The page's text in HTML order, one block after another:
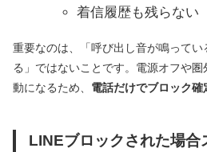
着信履歴も残らない
重要なのは、「呼び出し音が鳴って
る」ではないことです。電源オフや
動になるため、 電話だけでブロック
LINEブロックされた場合